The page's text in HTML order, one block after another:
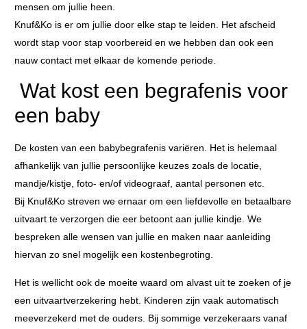
mensen om jullie heen.
Knuf&Ko is er om jullie door elke stap te leiden. Het afscheid
wordt stap voor stap voorbereid en we hebben dan ook een
nauw contact met elkaar de komende periode.
Wat kost een begrafenis voor
een baby
De kosten van een babybegrafenis variëren. Het is helemaal
afhankelijk van jullie persoonlijke keuzes zoals de locatie,
mandje/kistje, foto- en/of videograaf, aantal personen etc.
Bij Knuf&Ko streven we ernaar om een liefdevolle en betaalbare
uitvaart te verzorgen die eer betoont aan jullie kindje. We
bespreken alle wensen van jullie en maken naar aanleiding
hiervan zo snel mogelijk een kostenbegroting.
Het is wellicht ook de moeite waard om alvast uit te zoeken of je
een uitvaartverzekering hebt. Kinderen zijn vaak automatisch
meeverzekerd met de ouders. Bij sommige verzekeraars vanaf